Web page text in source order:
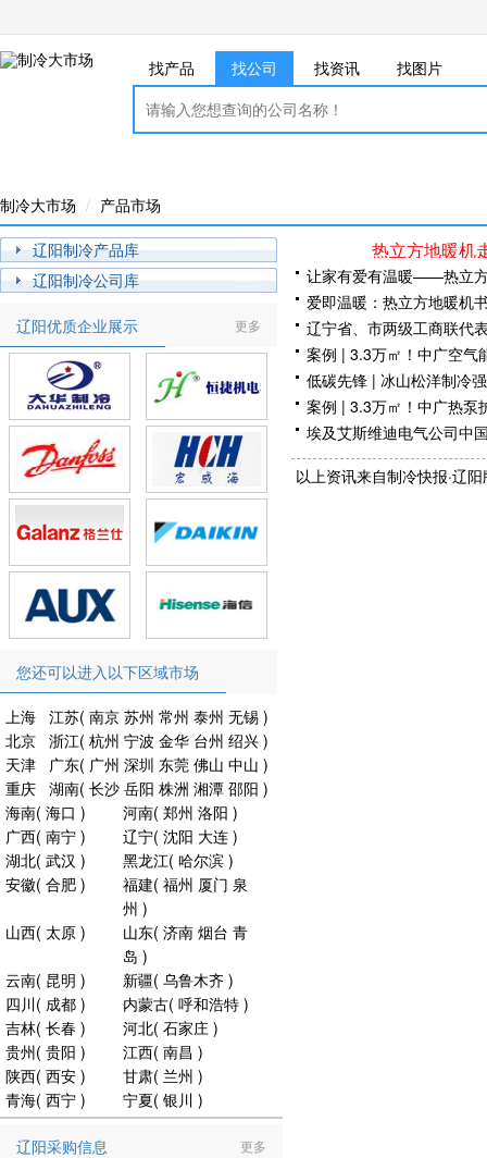
找产品 找公司 找资讯 找图片
制冷大市场 产品市场
辽阳制冷产品库
辽阳制冷公司库
更多
辽阳优质企业展示
您还可以进入以下区域市场
上海 江苏( 南京 苏州 常州 泰州 无锡 )
北京 浙江( 杭州 宁波 金华 台州 绍兴 )
天津
广东( 广州 深圳 东莞 佛山 中山 )
重庆 湖南( 长沙 岳阳 株洲 湘潭 邵阳 )
海南( 海口 ) 河南( 郑州 洛阳 )
广西( 南宁 ) 辽宁( 沈阳 大连 )
湖北( 武汉 ) 黑龙江( 哈尔滨 )
安徽( 合肥 ) 福建( 福州 厦门 泉
州 )
山西( 太原 ) 山东( 济南 烟台 青
岛 )
云南( 昆明 ) 新疆( 乌鲁木齐 )
四川( 成都 ) 内蒙古( 呼和浩特 )
吉林( 长春 ) 河北( 石家庄 )
贵州( 贵阳 ) 江西( 南昌 )
陕西( 西安 ) 甘肃( 兰州 )
青海( 西宁 ) 宁夏( 银川 )
更多
辽阳采购信息
热立方地暖机
让家有爱有温暖——热立
爱即温暖：热立方地暖机
辽宁省、市两级工商联代
重工集团参观学习
案例 | 3.3万㎡！中广空气
低碳先锋 | 冰山松洋制冷
荐目录》
案例 | 3.3万㎡！中广热泵
埃及艾斯维迪电气公司中
团
沈阳三洋建筑机械公司6
以上资讯来自制冷快报·辽阳